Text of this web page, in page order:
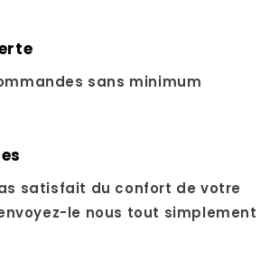
sans minimum
satisfait du confort de votre
le nous tout simplement